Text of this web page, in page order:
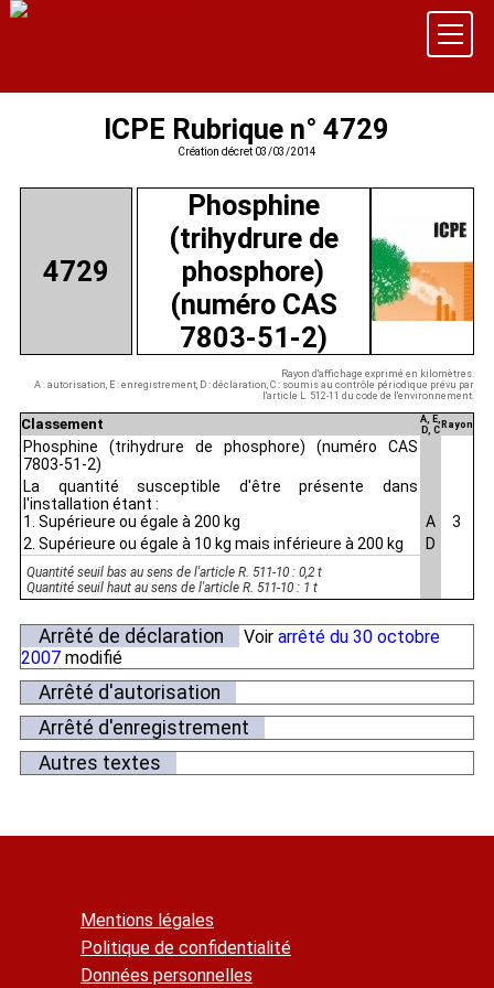
ICPE Rubrique n° 4729
Création décret 03/03/2014
4729
Phosphine
(trihydrure de
phosphore)
(numéro CAS
7803-51-2)
Rayon d'affichage exprimé en kilomètres.
A : autorisation, E : enregistrement, D : déclaration, C : soumis au contrôle périodique prévu par
l'article L. 512-11 du code de l'environnement.
Classement
A, E,
D, C Rayon
Phosphine (trihydrure de phosphore) (numéro CAS
7803-51-2)
La quantité susceptible d'être présente dans
l'installation étant :
1. Supérieure ou égale à 200 kg
A
3
2. Supérieure ou égale à 10 kg mais inférieure à 200 kg
D
Quantité seuil bas au sens de l'article R. 511-10 : 0,2 t
Quantité seuil haut au sens de l'article R. 511-10 : 1 t
Arrêté de déclaration Voir arrêté du 30 octobre
2007modifié
Arrêté d'autorisation
Arrêté d'enregistrement
Autres textes
Mentions légales
Politique de confidentialité
Données personnelles